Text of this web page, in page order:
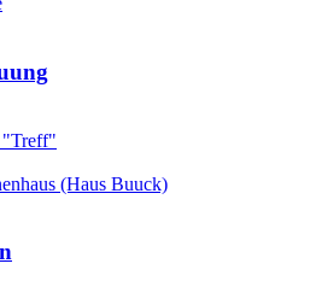
"Treff"
(Haus Buuck)